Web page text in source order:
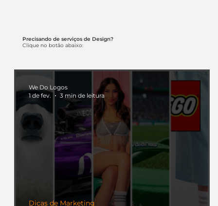
Precisando de serviços de Design?
Clique no botão abaixo:
Dicas de Marketing
We Do Logos
1 de fev.
3 min de leitura